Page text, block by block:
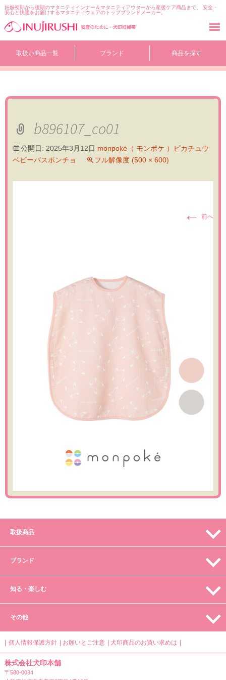
妊娠初期から後期のマタニティインナー＆マタニティアウターから産後ケア商品まで、 安全・
安心と快適をお届けするマタニティウェアのトップブランドメーカー。
テ
取扱い商品一覧 ブランド 商品を探す
b896107_co01
公開日: 2025年3月12日 monpoké（ モンポケ ）ピカチュウ
ベビーバスポンチョ
フル解像度 (500 × 600)
← 前へ
取扱商品
ブランド
知る・楽しむ
その他
個人情報保護方針 お願いとご注意 犬印商品のお買い求めは
株式会社犬印本舗
〒580-0034